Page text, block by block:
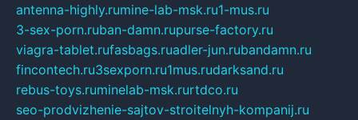
antenna-highly.rumine-lab-msk.ru1-mus.ru
3-sex-porn.ruban-damn.rupurse-factory.ru
viagra-tablet.rufasbags.ruadler-jun.rubandamn.ru
fincontech.ru3sexporn.ru1mus.rudarksand.ru
rebus-toys.ruminelab-msk.rurtdco.ru
seo-prodvizhenie-sajtov-stroitelnyh-kompanij.ru